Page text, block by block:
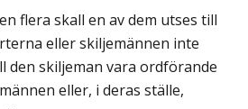
flera skall en av dem utses till
eller skiljemännen inte
den skiljeman vara ordförande
eller, i deras ställe,